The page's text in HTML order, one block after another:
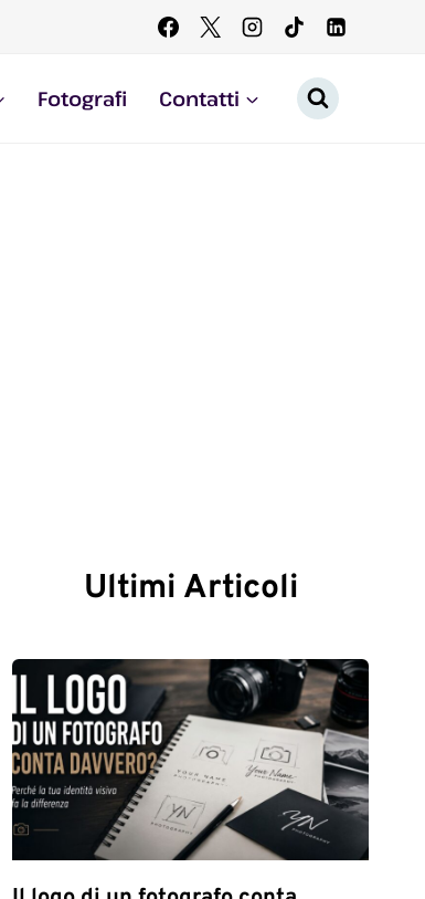
Fotografi Contatti
Ultimi Articoli